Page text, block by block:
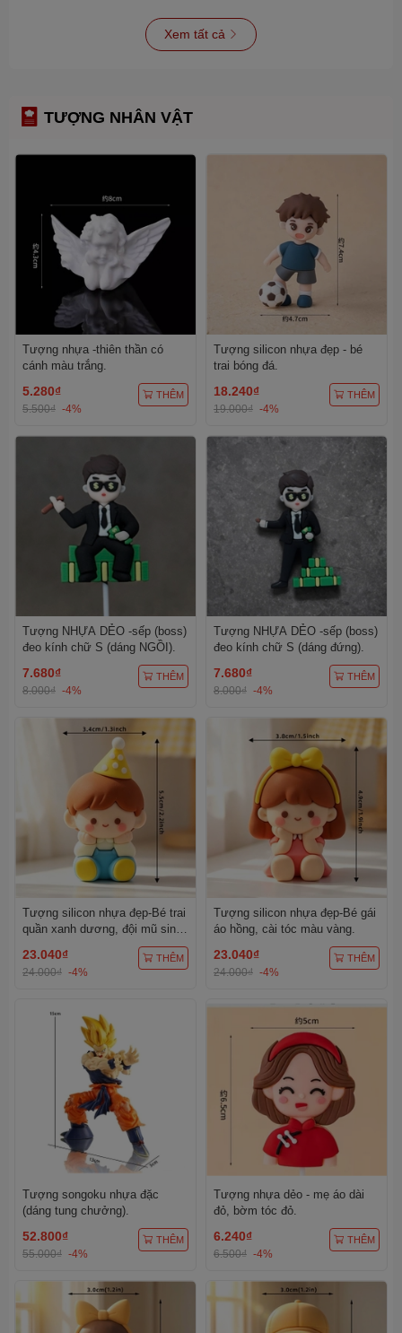
Xem tất cả
TƯỢNG NHÂN VẬT
Tượng nhựa -thiên thần có
cánh màu trắng.
5.280₫
5.500₫ -4%
THÊM
Tượng silicon nhựa đẹp - bé
trai bóng đá.
18.240₫
19.000₫ -4%
THÊM
Tượng NHỰA DẺO -sếp (boss)
đeo kính chữ S (dáng NGỒI).
7.680₫
8.000₫ -4%
THÊM
Tượng NHỰA DẺO -sếp (boss)
đeo kính chữ S (dáng đứng).
7.680₫
8.000₫ -4%
THÊM
Tượng silicon nhựa đẹp-Bé trai
quần xanh dương, đội mũ sinh
nhật màu vàng chấm trắng.
23.040₫
24.000₫ -4%
THÊM
Tượng silicon nhựa đẹp-Bé gái
áo hồng, cài tóc màu vàng.
23.040₫
24.000₫ -4%
THÊM
Tượng songoku nhựa đặc
(dáng tung chưởng).
52.800₫
55.000₫ -4%
THÊM
Tượng nhựa dẻo - mẹ áo dài
đỏ, bờm tóc đỏ.
6.240₫
6.500₫ -4%
THÊM